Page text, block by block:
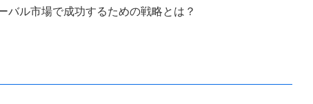
バル市場で成功するための戦略とは？